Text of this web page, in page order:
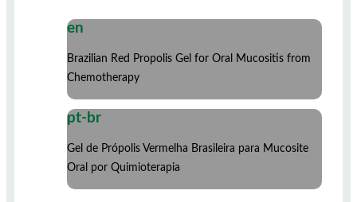
en
Brazilian Red Propolis Gel for Oral Mucositis from
Chemotherapy
pt-br
Gel de Própolis Vermelha Brasileira para Mucosite
Oral por Quimioterapia